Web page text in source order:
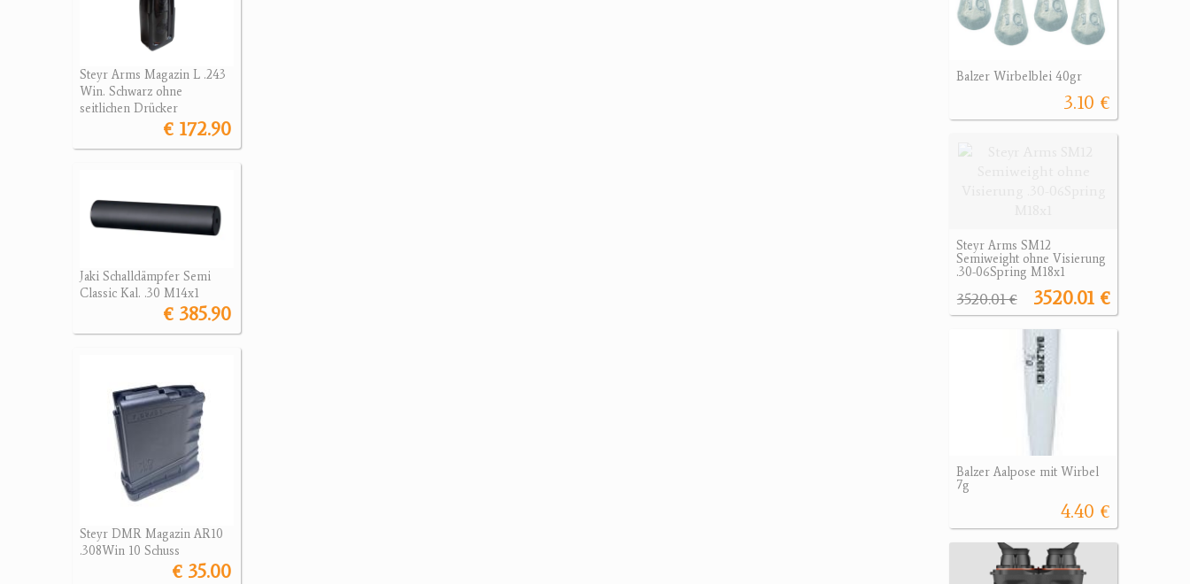
Steyr Arms Magazin L .243
Win. Schwarz ohne
seitlichen Drücker
€ 172.90
Jaki Schalldämpfer Semi
Classic Kal. .30 M14x1
€ 385.90
Steyr DMR Magazin AR10
.308Win 10 Schuss
€ 35.00
Balzer Wirbelblei 40gr
3.10 €
Steyr Arms SM12
Semiweight ohne Visierung
.30-06Spring M18x1
3520.01 €
3520.01 €
Balzer Aalpose mit Wirbel
7g
4.40 €